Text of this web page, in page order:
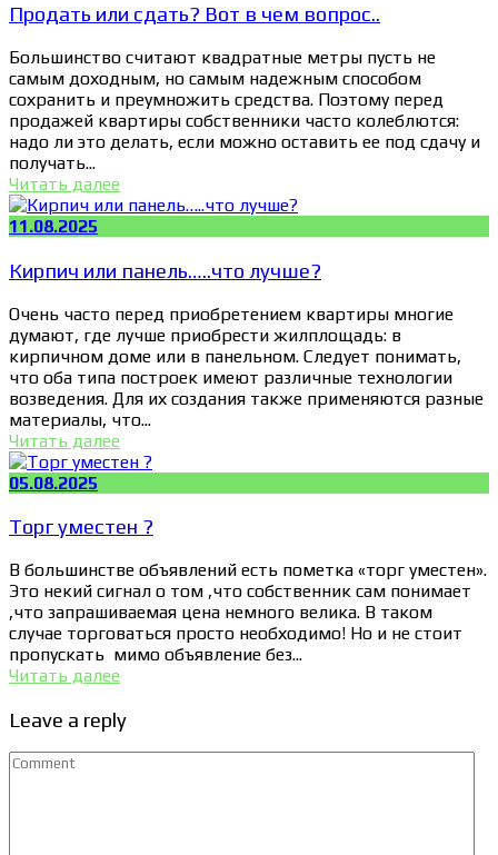
Продать или сдать? Вот в чем вопрос..
Большинство считают квадратные метры пусть не
самым доходным, но самым надежным способом
сохранить и преумножить средства. Поэтому перед
продажей квартиры собственники часто колеблются:
надо ли это делать, если можно оставить ее под сдачу и
получать...
Читать далее
11.08.2025
Кирпич или панель…..что лучше?
Очень часто перед приобретением квартиры многие
думают, где лучше приобрести жилплощадь: в
кирпичном доме или в панельном. Следует понимать,
что оба типа построек имеют различные технологии
возведения. Для их создания также применяются разные
материалы, что...
Читать далее
05.08.2025
Торг уместен ?
В большинстве объявлений есть пометка «торг уместен».
Это некий сигнал о том ,что собственник сам понимает
,что запрашиваемая цена немного велика. В таком
случае торговаться просто необходимо! Но и не стоит
пропускать мимо объявление без...
Читать далее
Leave a reply